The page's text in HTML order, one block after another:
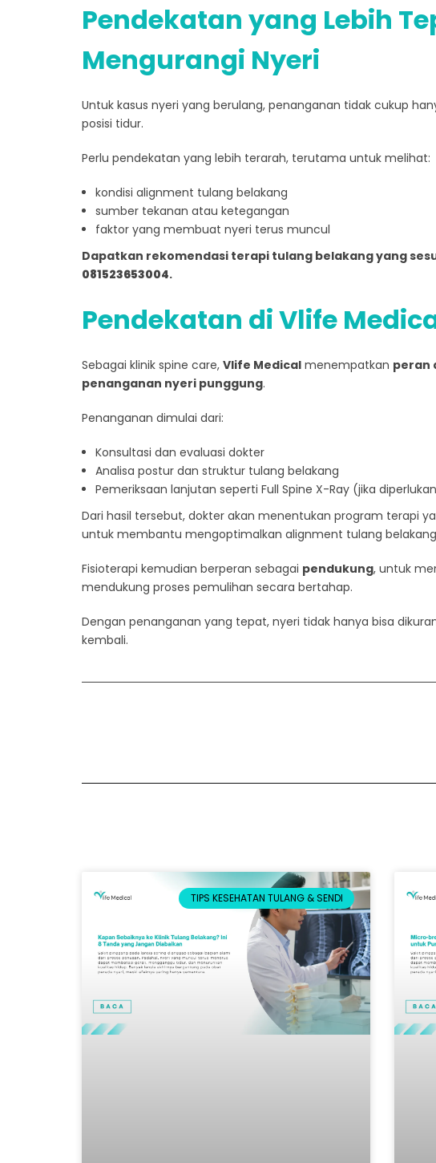
Pendekatan yang Lebih
Mengurangi Nyeri
Untuk kasus nyeri yang berulang, penanganan tidak cukup
posisi tidur.
Perlu pendekatan yang lebih terarah, terutama untuk melihat:
kondisi alignment tulang belakang
sumber tekanan atau ketegangan
faktor yang membuat nyeri terus muncul
Dapatkan rekomendasi terapi tulang belakang yang
081523653004.
Pendekatan di Vlife
Sebagai klinik spine care, Vlife Medical menempatkan peran
penanganan nyeri punggung.
Penanganan dimulai dari:
Konsultasi dan evaluasi dokter
Analisa postur dan struktur tulang belakang
Pemeriksaan lanjutan seperti Full Spine X-Ray (jika
Dari hasil tersebut, dokter akan menentukan program terapi
untuk membantu mengoptimalkan alignment tulang
Fisioterapi kemudian berperan sebagai pendukung, untuk
mendukung proses pemulihan secara bertahap.
Dengan penanganan yang tepat, nyeri tidak hanya bisa
kembali.
TIPS KESEHATAN TULANG & SENDI